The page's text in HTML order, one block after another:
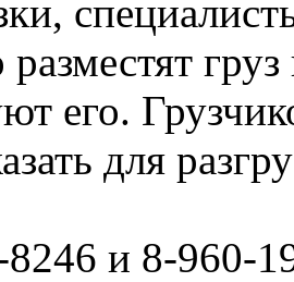
его.
для
и 8-960-